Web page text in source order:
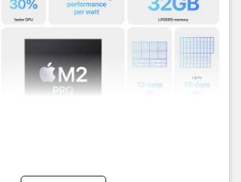
Pro, nhà Táo Khuyết còn tung ra biến